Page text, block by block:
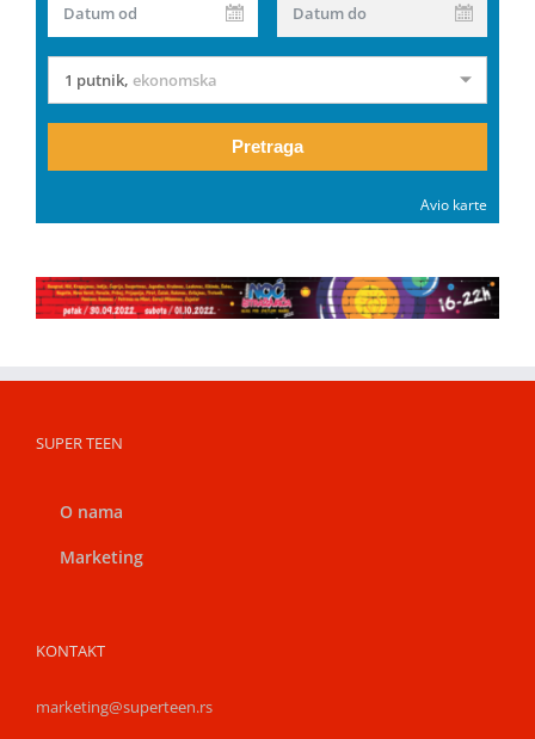
Datum od Datum do
1 putnik, ekonomska
Pretraga
Avio karte
SUPER TEEN
O nama
Marketing
KONTAKT
marketing@superteen.rs